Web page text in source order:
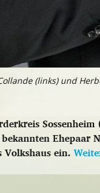
(links) und
Ehepaar
ein.